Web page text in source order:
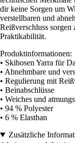
dir keine Sorgen um
verstellbaren und
Reißverschluss
Praktikabilität.
Produktinformationen:
• Skihosen Yarra für
• Abnehmbare und
• Regulierung mit
• Beinabschlüsse
• Weiches und
• 94 % Polyester
• 6 % Elasthan
Zusätzliche